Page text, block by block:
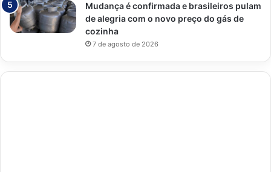
Mudança é confirmada e brasileiros pulam
de alegria com o novo preço do gás de
cozinha
7 de agosto de 2026